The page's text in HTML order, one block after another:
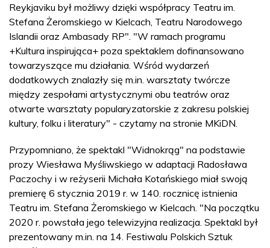
Reykjaviku był możliwy dzięki współpracy Teatru im.
Stefana Żeromskiego w Kielcach, Teatru Narodowego
Islandii oraz Ambasady RP". "W ramach programu
+Kultura inspirująca+ poza spektaklem dofinansowano
towarzyszące mu działania. Wśród wydarzeń
dodatkowych znalazły się m.in. warsztaty twórcze
między zespołami artystycznymi obu teatrów oraz
otwarte warsztaty popularyzatorskie z zakresu polskiej
kultury, folku i literatury" - czytamy na stronie MKiDN.
Przypomniano, że spektakl "Widnokrąg" na podstawie
prozy Wiesława Myśliwskiego w adaptacji Radosława
Paczochy i w reżyserii Michała Kotańskiego miał swoją
premierę 6 stycznia 2019 r. w 140. rocznicę istnienia
Teatru im. Stefana Żeromskiego w Kielcach. "Na początku
2020 r. powstała jego telewizyjna realizacja. Spektakl był
prezentowany m.in. na 14. Festiwalu Polskich Sztuk